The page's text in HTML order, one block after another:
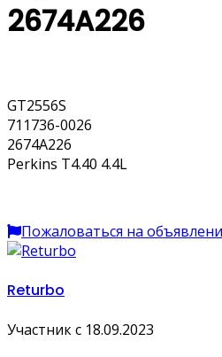
2674A226
GT2556S
711736-0026
2674A226
Perkins T4.40 4.4L
Пожаловаться на
Returbo
Участник с 18.09.2023